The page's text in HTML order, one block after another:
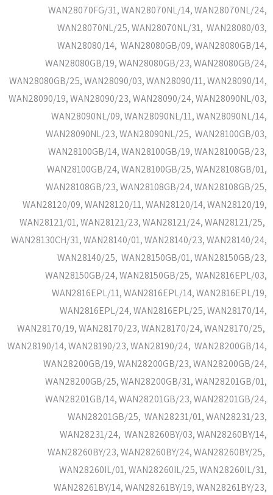
WAN28070FG/31, WAN28070NL/14, WAN28070NL/24,
WAN28070NL/25, WAN28070NL/31, WAN28080/03,
WAN28080/14, WAN28080GB/09, WAN28080GB/14,
WAN28080GB/19, WAN28080GB/23, WAN28080GB/24,
WAN28080GB/25, WAN28090/03, WAN28090/11, WAN28090/14,
WAN28090/19, WAN28090/23, WAN28090/24, WAN28090NL/03,
WAN28090NL/09, WAN28090NL/11, WAN28090NL/14,
WAN28090NL/23, WAN28090NL/25, WAN28100GB/03,
WAN28100GB/14, WAN28100GB/19, WAN28100GB/23,
WAN28100GB/24, WAN28100GB/25, WAN28108GB/01,
WAN28108GB/23, WAN28108GB/24, WAN28108GB/25,
WAN28120/09, WAN28120/11, WAN28120/14, WAN28120/19,
WAN28121/01, WAN28121/23, WAN28121/24, WAN28121/25,
WAN28130CH/31, WAN28140/01, WAN28140/23, WAN28140/24,
WAN28140/25, WAN28150GB/01, WAN28150GB/23,
WAN28150GB/24, WAN28150GB/25, WAN2816EPL/03,
WAN2816EPL/11, WAN2816EPL/14, WAN2816EPL/19,
WAN2816EPL/24, WAN2816EPL/25, WAN28170/14,
WAN28170/19, WAN28170/23, WAN28170/24, WAN28170/25,
WAN28190/14, WAN28190/23, WAN28190/24, WAN28200GB/14,
WAN28200GB/19, WAN28200GB/23, WAN28200GB/24,
WAN28200GB/25, WAN28200GB/31, WAN28201GB/01,
WAN28201GB/14, WAN28201GB/23, WAN28201GB/24,
WAN28201GB/25, WAN28231/01, WAN28231/23,
WAN28231/24, WAN28260BY/03, WAN28260BY/14,
WAN28260BY/23, WAN28260BY/24, WAN28260BY/25,
WAN28260IL/01, WAN28260IL/25, WAN28260IL/31,
WAN28261BY/14, WAN28261BY/19, WAN28261BY/23,